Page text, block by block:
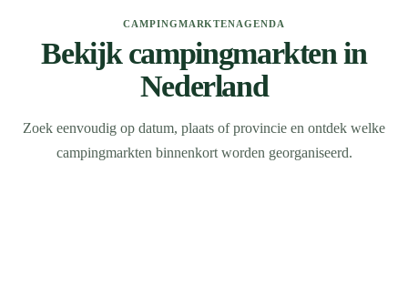
CAMPINGMARKTENAGENDA
Bekijk campingmarkten in
Nederland
Zoek eenvoudig op datum, plaats of provincie en ontdek welke
campingmarkten binnenkort worden georganiseerd.